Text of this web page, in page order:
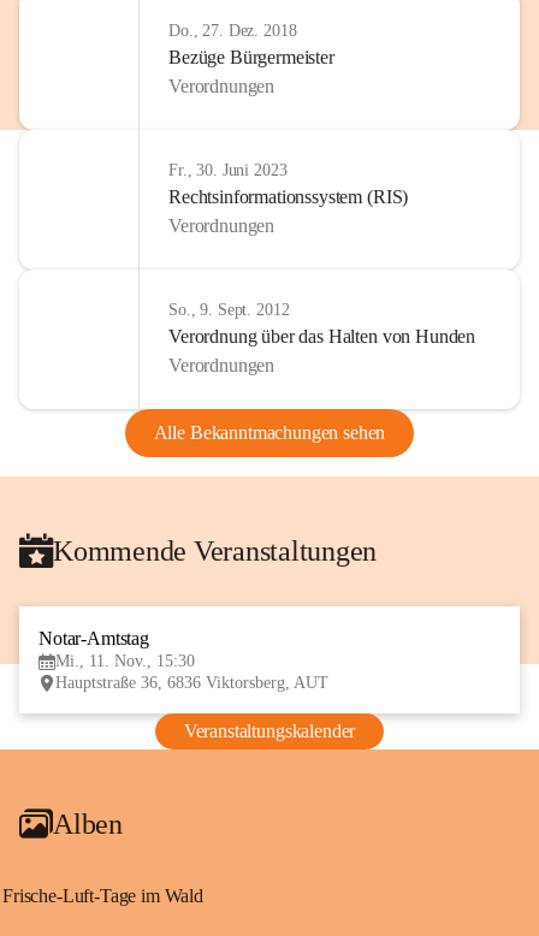
Do., 27. Dez. 2018
Bezüge Bürgermeister
Verordnungen
Fr., 30. Juni 2023
Rechtsinformationssystem (RIS)
Verordnungen
So., 9. Sept. 2012
Verordnung über das Halten von Hunden
Verordnungen
Alle Bekanntmachungen sehen
Kommende Veranstaltungen
Notar-Amtstag
Mi., 11. Nov., 15:30
Hauptstraße 36, 6836 Viktorsberg, AUT
Veranstaltungskalender
Alben
Frische-Luft-Tage im Wald